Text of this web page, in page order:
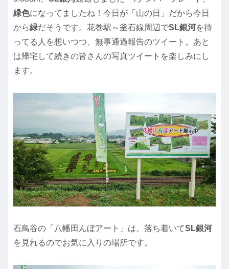
緑色になってましたね！今日が「山の日」だから今日
から緑だそうです。花巻駅～釜石線周辺でSL銀河を待
ってる人を想いつつ、無事通過報告のツイート。あと
は帰宅して続きの皆さんの写真ツイートを楽しみにし
ます。
石鳥谷の「八幡田んぼアート」は、落ち着いてSL銀河
を見れるのでお気に入りの場所です。